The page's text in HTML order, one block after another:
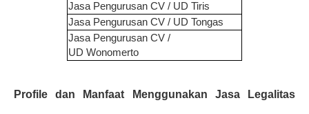
Jasa Pengurusan CV / UD Tiris
Jasa Pengurusan CV / UD Tongas
Jasa Pengurusan CV /
UD Wonomerto
Profile dan Manfaat Menggunakan Jasa Legalitas